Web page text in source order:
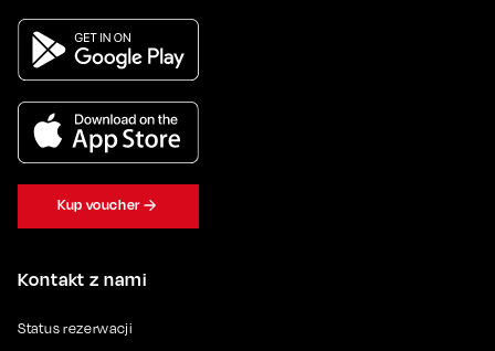
Kontakt z nami
Status rezerwacji
Kup voucher